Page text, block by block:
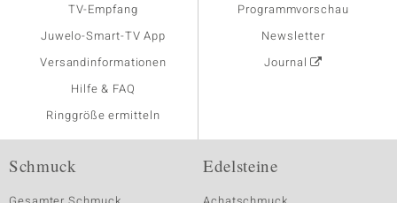
TV-Empfang
Juwelo-Smart-TV App
Versandinformationen
Hilfe & FAQ
Ringgröße ermitteln
Programmvorschau
Newsletter
Journal
Schmuck Edelsteine